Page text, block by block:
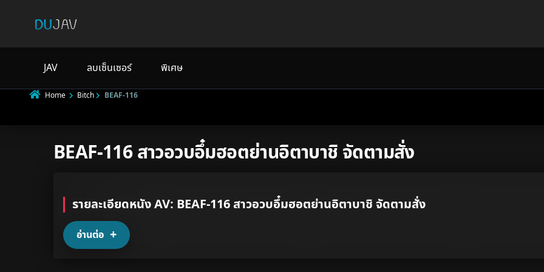
JAV ลบเซ็นเซอร์ พิเศษ
Home Bitch BEAF-116
Underage Not Porn Spam Other
BEAF-116 สาวอวบอึ๋มฮอตย่านอิตาบาชิ จัดตามสั่ง
รายละเอียดหนัง AV: BEAF-116 สาวอวบอึ๋มฮอตย่านอิตาบาชิ จัดตามสั่ง
อ่านต่อ